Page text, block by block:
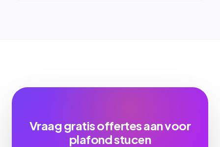
Vraag gratis offertes aan voor
plafond stucen